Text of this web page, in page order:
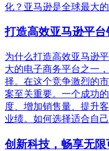
化？亚马逊是全球最大
打造高效亚马逊平
为什么打造高效亚马逊
大的电子商务平台之一
择。在这个竞争激烈的
案至关重要。一个成功
度、增加销售量、提升
业绩。如何选择适合自
创新科技，畅享无